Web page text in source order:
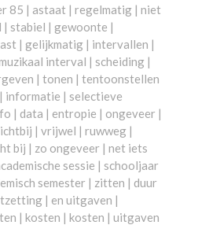
85 | astaat | regelmatig | niet
| stabiel | gewoonte |
| gelijkmatig | intervallen |
interval | scheiding |
| tonen | tentoonstellen
informatie | selectieve
| data | entropie | ongeveer |
| vrijwel | ruwweg |
bij | zo ongeveer | net iets
sessie | schooljaar
semester | zitten | duur
| en uitgaven |
| kosten | kosten | uitgaven